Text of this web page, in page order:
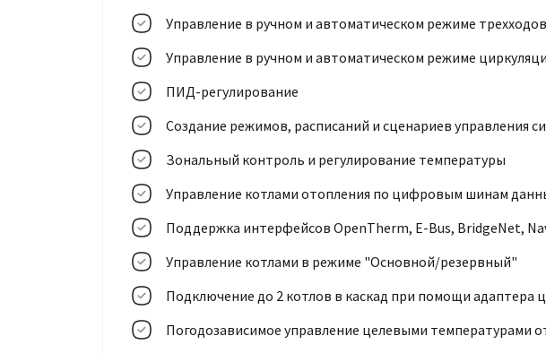
Управление в ручном и автоматическом режиме
Управление в ручном и автоматическом режиме
ПИД-регулирование
Создание режимов, расписаний и сценариев управления
Зональный контроль и регулирование температуры
Управление котлами отопления по цифровым шинам
Поддержка интерфейсов OpenTherm, E-Bus, BridgeNet,
Управление котлами в режиме "Основной/резервный"
Подключение до 2 котлов в каскад при помощи
Погодозависимое управление целевыми температурами